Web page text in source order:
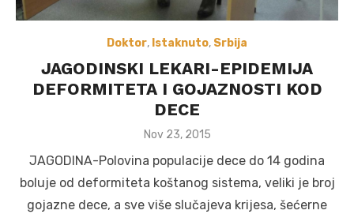
Doktor, Istaknuto, Srbija
JAGODINSKI LEKARI-EPIDEMIJA
DEFORMITETA I GOJAZNOSTI KOD
DECE
Posted
Nov 23, 2015
JAGODINA-Polovina populacije dece do 14 godina
boluje od deformiteta koštanog sistema, veliki je broj
gojazne dece, a sve više slučajeva krijesa, šećerne